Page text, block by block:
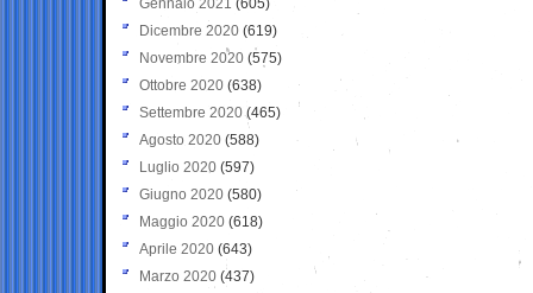
Gennaio 2021 (605)
Dicembre 2020 (619)
Novembre 2020 (575)
Ottobre 2020 (638)
Settembre 2020(465)
Agosto 2020 (588)
Luglio 2020 (597)
Giugno 2020 (580)
Maggio 2020 (618)
Aprile 2020 (643)
Marzo 2020 (437)